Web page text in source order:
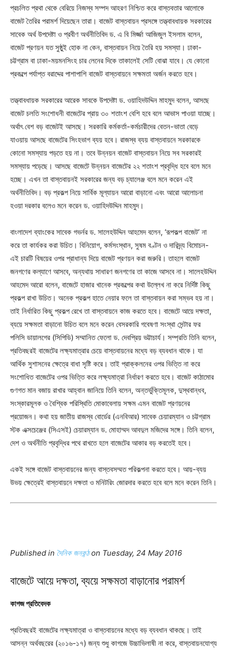
প্রচলিত প্রথা থেকে বেরিয়ে নিজস্ব সম্পদ আহরণ নিশ্চিত করে বাস্তবতার আলোকে
বাজেট তৈরির পরামর্শ দিয়েছেন তারা। বাজেট বাস্তবায়ন প্রসঙ্গে তত্ত্বাবধায়ক সরকারের
সাবেক অর্থ উপদেষ্টা ও প্রবীণ অর্থনীতিবিদ ড. এ বি মির্জ্জা আজিজুল ইসলাম বলেন,
বাজেট প্রণয়ন যত সুষ্ঠুই হোক না কেন, বাস্তবায়ন নিয়ে তৈরি হয় সমস্যা। ঢাকা-
চট্টগ্রাম বা ঢাকা-ময়মনসিংহ চার লেনের দিকে তাকালেই সেটি বোঝা যাবে। যে কোনো
প্রকল্পে পর্যাপ্ত বরাদ্দের পাশাপাশি বাজেট বাস্তবায়নে সক্ষমতা অর্জন করতে হবে।
তত্ত্বাবধায়ক সরকারের আরেক সাবকে উপদেষ্টা ড. ওয়াহিদউদ্দিন মাহমুদ বলেন, আসছে
বাজেট চলতি সংশোধনী বাজেটের প্রায় ৩০ শতাংশ বেশি হবে বলে আভাস পাওয়া যাচ্ছে।
অর্থাৎ বেশ বড় বাজেটই আসছে। সরকারি কর্মকর্তা-কর্মচারীদের বেতন-ভাতা বেড়ে
যাওয়ায় আসছে বাজেটের সিংহভাগ ব্যয় হবে। রাজস্ব ব্যয় বাস্তবায়নে সরকারকে
কোনো সমস্যায় পড়তে হয় না। তবে উন্নয়ন বাজেট বাস্তবায়ন নিয়ে সব সরকারই
সমস্যায় পড়েছে। আসছে বাজেটে উন্নয়ন বাজেটের ২২ শতাংশ প্রবৃদ্ধি হবে বলে মনে
হচ্ছে। এখন তা বাস্তবায়নই সরকারের জন্য বড় চ্যালেঞ্জ বলে মনে করেন এই
অর্থনীতিবিদ। বড় প্রকল্প নিয়ে সার্বিক মূল্যায়ন আরো বাড়ানো এবং আরো আলোচনা
হওয়া দরকার বলেও মনে করেন ড. ওয়াহিদউদ্দিন মাহমুদ।
বাংলাদেশ ব্যাংকের সাবেক গভর্নর ড. সালেহউদ্দিন আহমেদ বলেন, ‘রূপকল্প বাজেট’ না
করে তা কার্যকর করা উচিত। বিনিয়োগ, কর্মসংস্থান, সুষম বণ্টন ও দারিদ্র্য বিমোচন-
এই চারটি বিষয়ের ওপর প্রাধান্য দিয়ে বাজেট প্রণয়ন করা জরুরি। তাহলে বাজেট
জনগণের কল্যাণে আসবে, অন্যথায় সাধারণ জনগণের তা কাজে আসবে না। সালেহউদ্দিন
আহমেদ আরো বলেন, বাজেটে হাজার খানেক প্রকল্পের কথা উল্লেখ না করে নির্দিষ্ট কিছু
প্রকল্প রাখা উচিত। অনেক প্রকল্প হাতে নেয়ার ফলে তা বাস্তবায়ন করা সম্ভব হয় না।
তাই নির্ধারিত কিছু প্রকল্প রেখে তা বাস্তবায়নে কাজ করতে হবে। বাজেটে আয়ে দক্ষতা,
ব্যয়ে সক্ষমতা বাড়ানো উচিত বলে মনে করেন বেসরকারি গবেষণা সংস্থা সেন্টার ফর
পলিসি ডায়ালগের (সিপিডি) সম্মানিত ফেলো ড. দেবপ্রিয় ভট্টাচার্য। সম্প্রতি তিনি বলেন,
প্রতিবছরই বাজেটের লক্ষ্যমাত্রার চেয়ে বাস্তবায়নের মধ্যে বড় ব্যবধান থাকে। যা
আর্থিক সুশাসনের ক্ষেত্রে বাধা সৃষ্টি করে। তাই প্রাক্কলনের ওপর ভিত্তি না করে
সংশোধিত বাজেটের ওপর ভিত্তি করে লক্ষ্যমাত্রা নির্ধারণ করতে হবে। বাজেট কাঠামোর
গুণগত মান বজায় রাখার আহ্বান জানিয়ে তিনি বলেন, অন্তর্ভুক্তিমূলক, দুস্থবান্ধব,
সংস্কারমূলক ও বৈশ্বিক পরিস্থিতি মোকাবেলায় সক্ষম এমন বাজেট প্রণয়নের
প্রয়োজন। কথা হয় জাতীয় রাজস্ব বোর্ডের (এনবিআর) সাবেক চেয়ারম্যান ও চট্টগ্রাম
স্টক এক্সচেঞ্জের (সিএসই) চেয়ারম্যান ড. মোহাম্মদ আবদুল মজিদের সঙ্গে। তিনি বলেন,
দেশ ও অর্থনীতি প্রবৃদ্ধির পথে রাখতে হলে বাজেটের আকার বড় করতেই হবে।
একই সঙ্গে বাজেট বাস্তবায়নের জন্য বাস্তবসম্মত পরিকল্পনা করতে হবে। আয়-ব্যয়
উভয় ক্ষেত্রেই বাস্তবায়নে দক্ষতা ও মনিটরিং জোরদার করতে হবে বলে মনে করেন তিনি।
Published in দৈনিক জনকন্ঠ on Tuesday, 24 May 2016
বাজেটে আয়ে দক্ষতা, ব্যয়ে সক্ষমতা বাড়ানোর পরামর্শ
কাগজ প্রতিবেদক
প্রতিবছরই বাজেটের লক্ষ্যমাত্রা ও বাস্তবায়নের মধ্যে বড় ব্যবধান থাকছে। তাই
আসন্ন অর্থবছরের (২০১৬-১৭) জন্য শুধু কাগজে উচ্চাভিলাষী না করে, বাস্তবায়নযোগ্য